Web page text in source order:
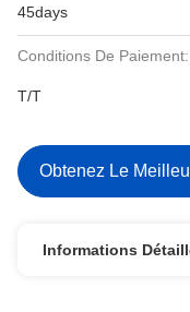
45days
Conditions De Paiement:
T/T
Obtenez Le
Informations